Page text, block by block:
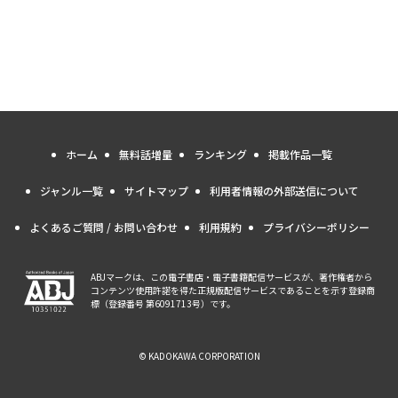
ホーム 無料話増量 ランキング 掲載作品一覧
ジャンル一覧 サイトマップ 利用者情報の外部送信について
よくあるご質問 / お問い合わせ 利用規約 プライバシーポリシー
ABJマークは、この電子書店・電子書籍配信サービスが、著作権者から
コンテンツ使用許諾を得た正規版配信サービスであることを示す登録商
標（登録番号 第6091713号）です。
© KADOKAWA CORPORATION